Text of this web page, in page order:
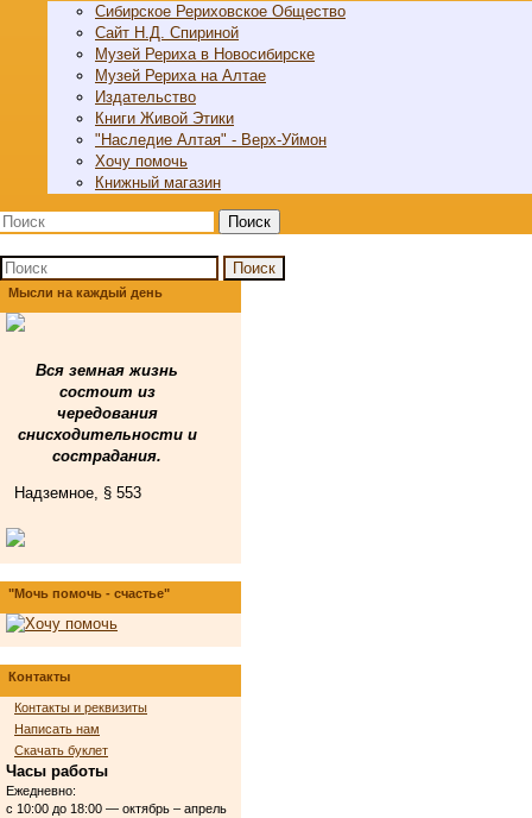
Сибирское Рериховское Общество
Сайт Н.Д. Спириной
Музей Рериха в Новосибирске
Музей Рериха на Алтае
Издательство
Книги Живой Этики
"Наследие Алтая" - Верх-Уймон
Хочу помочь
Книжный магазин
Поиск
Поиск
Мысли на каждый день
Вся земная жизнь
состоит из
чередования
снисходительности и
сострадания.
Надземное, § 553
"Мочь помочь - счастье"
Контакты
Контакты и реквизиты
Написать нам
Скачать буклет
Часы работы
Ежедневно:
с 10:00 до 18:00 — октябрь – апрель